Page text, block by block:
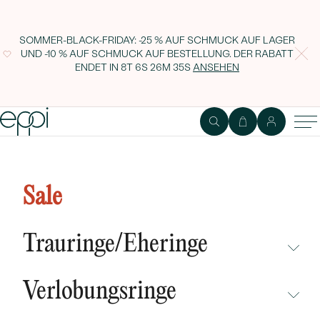
SOMMER-BLACK-FRIDAY: -25 % AUF SCHMUCK AUF LAGER
UND -10 % AUF SCHMUCK AUF BESTELLUNG. DER RABATT
ENDET IN 8T 6S 26M 34SANSEHEN
Sale
Trauringe/Eheringe
NEUHEITEN
Verlobungsringe
Diamanten Aimie